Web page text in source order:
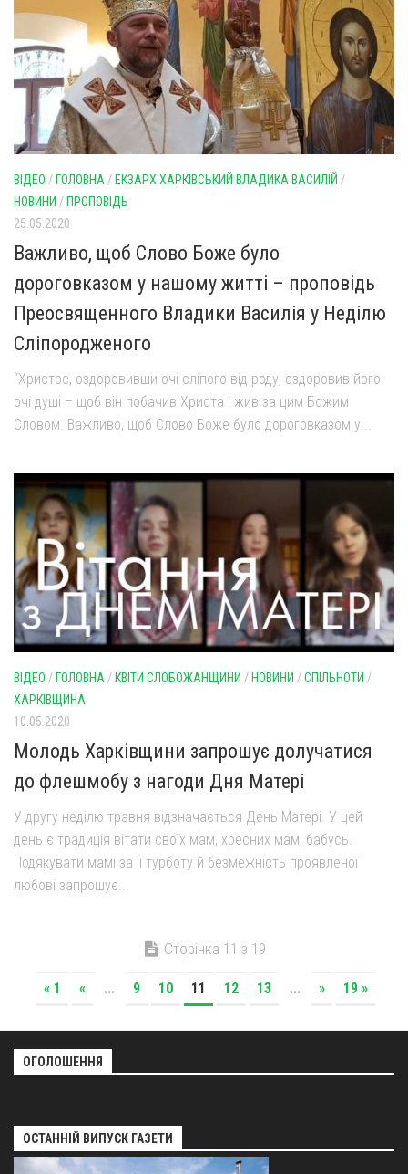
ВІДЕО / ГОЛОВНА / ЕКЗАРХ ХАРКІВСЬКИЙ ВЛАДИКА ВАСИЛІЙ /
НОВИНИ / ПРОПОВІДЬ
25.05.2020
Важливо, щоб Слово Боже було
дороговказом у нашому житті – проповідь
Преосвященного Владики Василія у Неділю
Сліпородженого
“Христос, оздоровивши очі сліпого від роду, оздоровив його
очі душі – щоб він побачив Христа і жив за цим Божим
Словом. Важливо, щоб Слово Боже було дороговказом у...
ВІДЕО / ГОЛОВНА / КВІТИ СЛОБОЖАНЩИНИ / НОВИНИ /СПІЛЬНОТИ /
ХАРКІВЩИНА
10.05.2020
Молодь Харківщини запрошує долучатися
до флешмобу з нагоди Дня Матері
У другу неділю травня відзначається День Матері. У цей
день є традиція вітати своїх мам, хресних мам, бабусь.
Подякувати мамі за її турботу й безмежність проявленої
любові запрошує...
Сторінка 11 з 19
« 1 « ... 9 10 11 12 13 ... » 19 »
ОГОЛОШЕННЯ
ОСТАННІЙ ВИПУСК ГАЗЕТИ